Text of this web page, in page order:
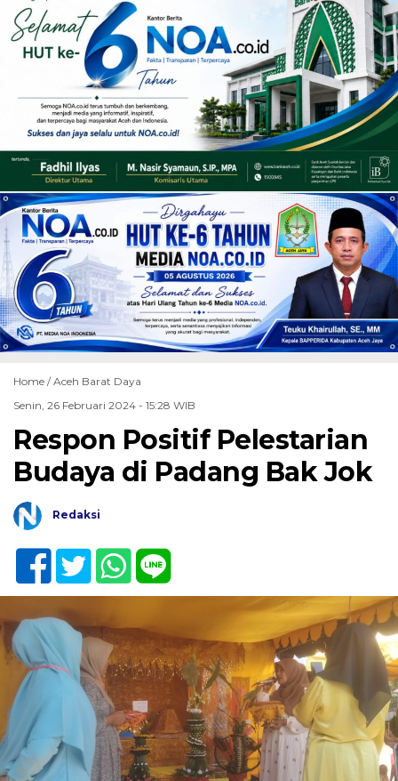
Home /Aceh Barat Daya
Senin, 26 Februari 2024 - 15:28 WIB
Respon Positif Pelestarian
Budaya di Padang Bak Jok
Redaksi